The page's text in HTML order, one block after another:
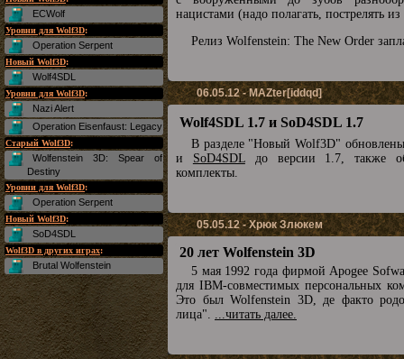
ECWolf
Уровни для Wolf3D:
Operation Serpent
Новый Wolf3D:
Wolf4SDL
Уровни для Wolf3D:
Nazi Alert
Operation Eisenfaust: Legacy
Старый Wolf3D:
Wolfenstein 3D: Spear of
Destiny
Уровни для Wolf3D:
Operation Serpent
Новый Wolf3D:
SoD4SDL
Wolf3D в других играх:
Brutal Wolfenstein
нацистами (надо полагать, пострелять
Релиз Wolfenstein: The New Order
06.05.12 - MAZter[iddqd]
Wolf4SDL 1.7 и SoD4SDL 1.7
В разделе "Новый Wolf3D"
и SoD4SDLдо версии 1.7, также
комплекты.
05.05.12 - Хрюк Злюкем
20 лет Wolfenstein 3D
5 мая 1992 года фирмой Apogee
для IBM-совместимых персональных
Это был Wolfenstein 3D, де факто
лица". ...читать далее.